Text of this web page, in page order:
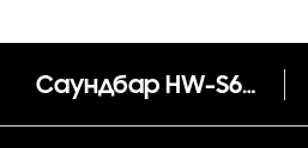
Саундбар HW-S60B